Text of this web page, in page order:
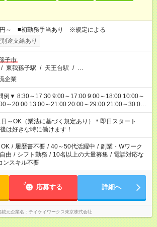
～ ■初勤務手当あり ※規定による
途支給あり
子市
/ 東我孫子駅 / 天王台駅 / …
企業
～18:00 10:00～
～20:00 13:00～21:00 20:00～29:00 21:00～30:00
！ 短時間の勤務
きる場合があるのでご相談ください！ ご都合に合わ
をご案内します＾＾
日～OK（業法に基づく規定あり）＊即日スタート
は好きな時に働けます！
/ 履歴書不要 / 40～50代活躍中 / 副業・Wワーク
由 / シフト勤務 / 10名以上の大量募集 / 電話対応な
ンスキル不要
応募する 詳細へ
載元企業名 テイケイワークス東京株式会社